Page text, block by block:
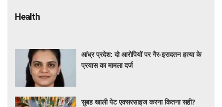
Health
आंध्र प्रदेश: दो आरोपियों पर गैर-इरादतन हत्या के
प्रयास का मामला दर्ज
सुबह खाली पेट एक्सरसाइज करना कितना सही?